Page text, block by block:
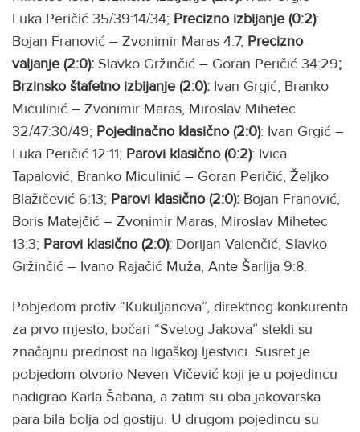
Luka Peričić 35/39:14/34; Precizno izbijanje (0:2):
Bojan Franović – Zvonimir Maras 4:7, Precizno
valjanje (2:0): Slavko Gržinčić – Goran Peričić 34:29;
Brzinsko štafetno izbijanje (2:0): Ivan Grgić, Branko
Miculinić – Zvonimir Maras, Miroslav Mihetec
32/47:30/49; Pojedinačno klasično (2:0): Ivan Grgić –
Luka Peričić 12:11; Parovi klasično (0:2): Ivica
Tapalović, Branko Miculinić – Goran Peričić, Željko
Blažičević 6:13; Parovi klasično (2:0): Bojan Franović,
Boris Matejčić – Zvonimir Maras, Miroslav Mihetec
13:3; Parovi klasično (2:0): Dorijan Valenčić, Slavko
Gržinčić – Ivano Rajačić Muža, Ante Šarlija 9:8.
Pobjedom protiv “Kukuljanova”, direktnog konkurenta
za prvo mjesto, boćari “Svetog Jakova” stekli su
značajnu prednost na ligaškoj ljestvici. Susret je
pobjedom otvorio Neven Vičević koji je u pojedincu
nadigrao Karla Šabana, a zatim su oba jakovarska
para bila bolja od gostiju. U drugom pojedincu su